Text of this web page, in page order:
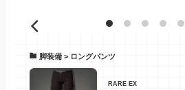
脚装備 > ロングパンツ
RARE EX